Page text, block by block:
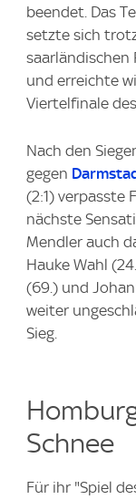
beendet. Das
setzte sich
saarländischen
und erreichte
Viertelfinale des
Nach den
gegen
(2:1) verpasste
nächste
Mendler auch
Hauke Wahl
(69.) und
weiter
Sieg.
Schnee
Für ihr "Spiel